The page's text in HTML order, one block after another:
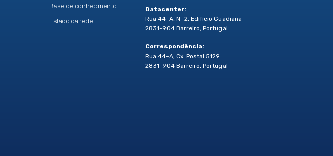
Base de conhecimento
Estado da rede
Datacenter:
Rua 44-A, Nº 2, Edifício Guadiana
2831-904 Barreiro, Portugal
Correspondência:
Rua 44-A, Cx. Postal 5129
2831-904 Barreiro, Portugal